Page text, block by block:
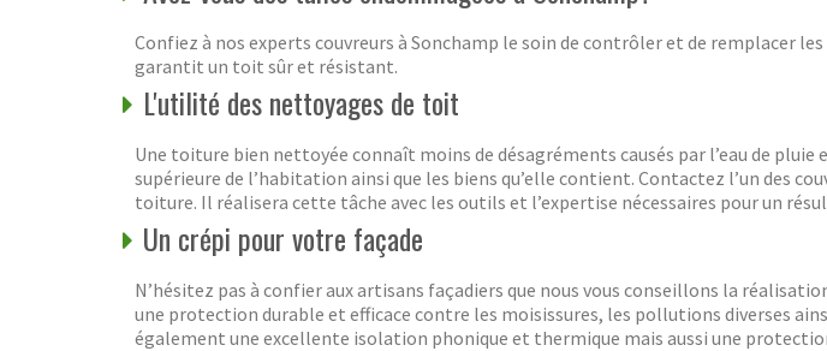
Confiez à nos experts couvreurs à Sonchamp le soin de contrôler et de remplacer
garantit un toit sûr et résistant.
L'utilité des nettoyages de toit
Une toiture bien nettoyée connaît moins de désagréments causés par l’eau de
supérieure de l’habitation ainsi que les biens qu’elle contient. Contactez l’un des
toiture. Il réalisera cette tâche avec les outils et l’expertise nécessaires pour un
Un crépi pour votre façade
N’hésitez pas à confier aux artisans façadiers que nous vous conseillons la
une protection durable et efficace contre les moisissures, les pollutions diverses
également une excellente isolation phonique et thermique mais aussi une